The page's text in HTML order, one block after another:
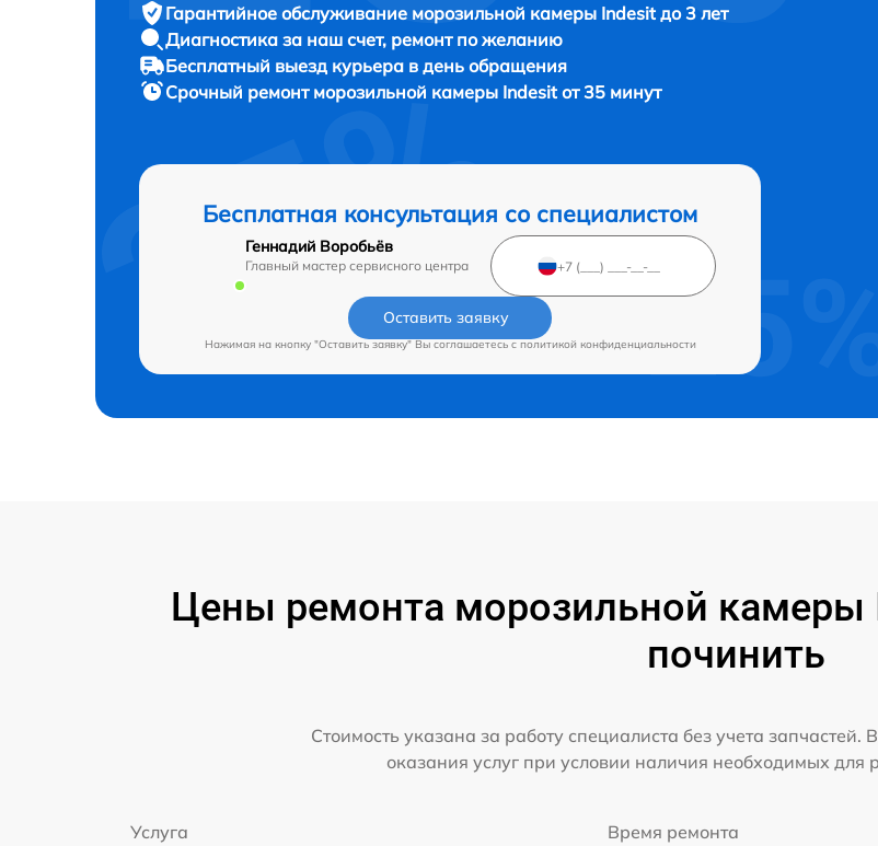
Гарантийное обслуживание морозильной камеры Indesit до 3 лет
Диагностика за наш счет, ремонт по желанию
Бесплатный выезд курьера в день обращения
Срочный ремонт морозильной камеры Indesit от 35 минут
Бесплатная консультация со специалистом
Геннадий Воробьёв
Главный мастер сервисного центра
Оставить заявку
Нажимая на кнопку "Оставить заявку" Вы соглашаетесь c политикой конфиденциальности
Цены ремонта морозильной камеры
починить
Стоимость указана за работу специалиста без учета запчастей.
оказания услуг при условии наличия необходимых
Услуга Время ремонта